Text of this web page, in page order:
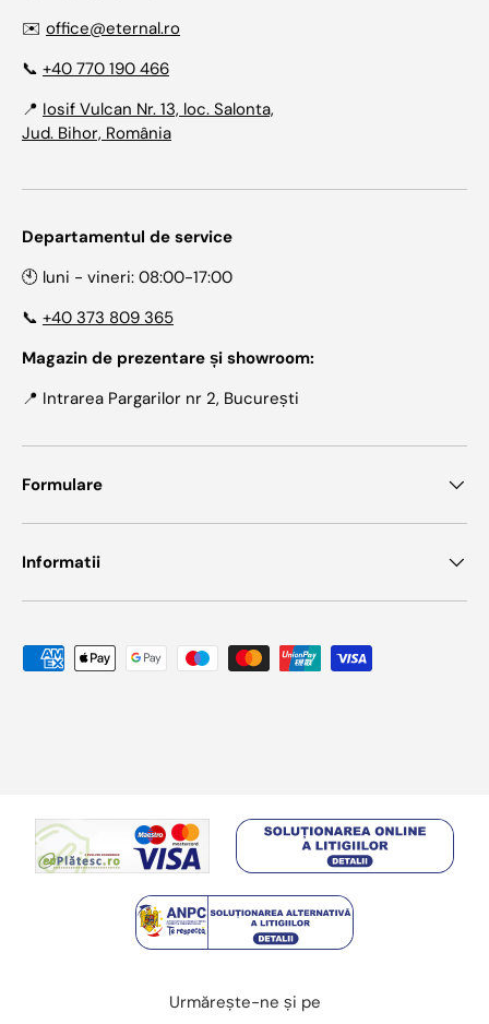
✉️ office@eternal.ro
📞 +40 770 190 466
📍 Iosif Vulcan Nr. 13, loc. Salonta,
Jud. Bihor, România
Departamentul de service
🕙 luni - vineri: 08:00-17:00
📞 +40 373 809 365
Magazin de prezentare și showroom:
📍 Intrarea Pargarilor nr 2, București
Formulare
Informatii
Metode de plata acceptate
Urmărește-ne și pe